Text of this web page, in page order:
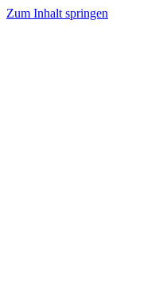
Zum Inhalt springen